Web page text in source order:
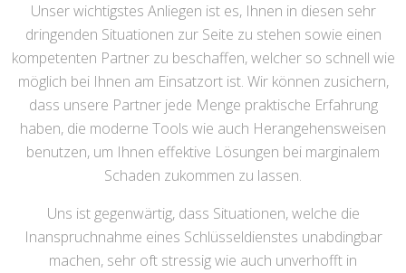
Unser wichtigstes Anliegen ist es, Ihnen in diesen sehr
dringenden Situationen zur Seite zu stehen sowie einen
kompetenten Partner zu beschaffen, welcher so schnell wie
möglich bei Ihnen am Einsatzort ist. Wir können zusichern,
dass unsere Partner jede Menge praktische Erfahrung
haben, die moderne Tools wie auch Herangehensweisen
benutzen, um Ihnen effektive Lösungen bei marginalem
Schaden zukommen zu lassen.
Uns ist gegenwärtig, dass Situationen, welche die
Inanspruchnahme eines Schlüsseldienstes unabdingbar
machen, sehr oft stressig wie auch unverhofft in